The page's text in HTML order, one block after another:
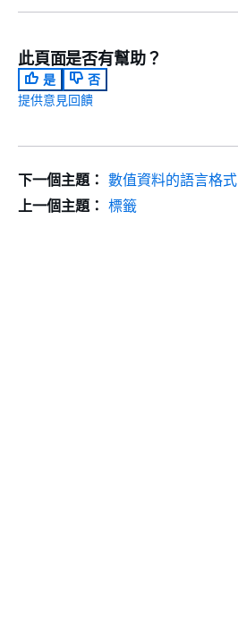
此頁面是否有幫助？
是
否
提供意見回饋
下一個主題： 數值資料的語言格式
上一個主題： 標籤